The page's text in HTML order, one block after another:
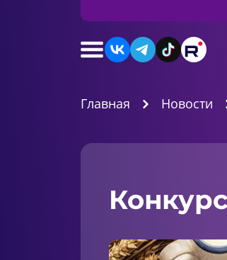
Главная Новости